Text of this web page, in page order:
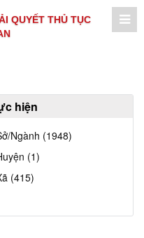
QUYẾT THỦ TỤC
hiện
Ngành (1948)
(1)
(415)